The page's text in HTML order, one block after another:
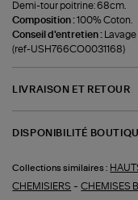
Demi-tour poitrine: 68cm.
Composition :100% Coton.
Conseil d'entretien :
(ref-USH766CO0031168)
LIVRAISON ET RETOUR
DISPONIBILITÉ
Collections similaires :
CHEMISIERS -CHEMISES